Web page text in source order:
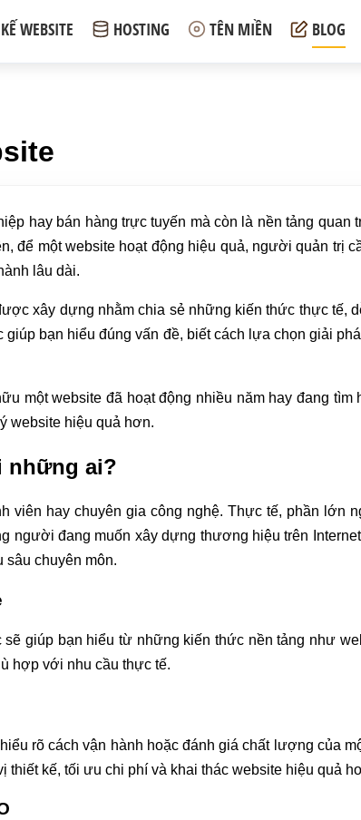
WEBSITE HOSTING TÊN MIỀN BLOG
hay bán hàng trực tuyến mà còn là nền tảng
để một website hoạt động hiệu quả, người quản trị
lâu dài.
xây dựng nhằm chia sẻ những kiến thức thực tế,
giúp bạn hiểu đúng vấn đề, biết cách lựa chọn giải
một website đã hoạt động nhiều năm hay đang
website hiệu quả hơn.
những ai?
viên hay chuyên gia công nghệ. Thực tế, phần lớn
người đang muốn xây dựng thương hiệu trên
sâu chuyên môn.
giúp bạn hiểu từ những kiến thức nền tảng như
hợp với nhu cầu thực tế.
rõ cách vận hành hoặc đánh giá chất lượng của
kế, tối ưu chi phí và khai thác website hiệu quả